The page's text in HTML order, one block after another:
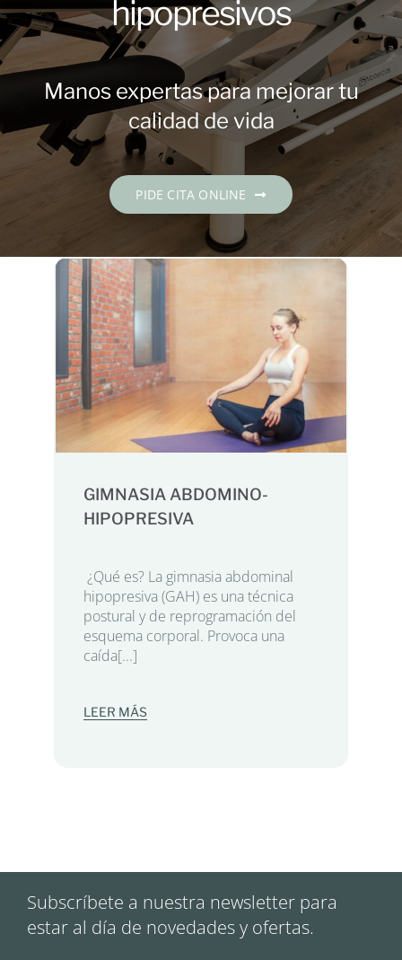
Contacto
PIDE CITA
Español
hipopresivos
Manos expertas para mejorar tu
calidad de vida
PIDE CITA ONLINE
GIMNASIA ABDOMINO-
HIPOPRESIVA
¿Qué es? La gimnasia abdominal
hipopresiva (GAH) es una técnica
postural y de reprogramación del
esquema corporal. Provoca una
caída[...]
LEER MÁS
Subscríbete a nuestra newsletter para
estar al día de novedades y ofertas.